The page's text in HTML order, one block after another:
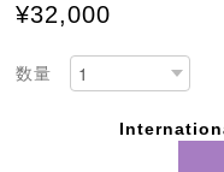
¥32,000
数量